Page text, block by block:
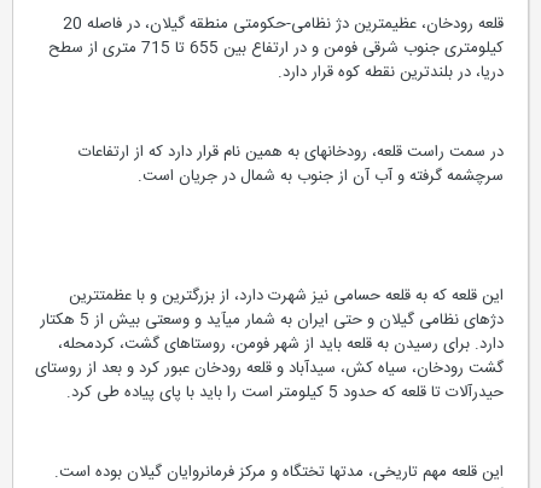
قلعه رودخان، عظیمترین دژ نظامی-حكومتی منطقه گیلان، در فاصله 20
كیلومتری جنوب شرقی فومن و در ارتفاع بین 655 تا 715 متری از سطح
دریا، در بلندترین نقطه کوه قرار دارد.
در سمت راست قلعه، رودخانهای به همین نام قرار دارد كه از ارتفاعات
سرچشمه گرفته و آب آن از جنوب به شمال در جریان است.
این قلعه كه به قلعه حسامی نیز شهرت دارد، از بزرگترین و با عظمتترین
دژهای نظامی گیلان و حتی ایران به شمار میآید و وسعتی بیش از 5 هكتار
دارد. برای رسیدن به قلعه باید از شهر فومن، روستاهای گشت، كردمحله،
گشت رودخان، سیاه كش، سیدآباد و قلعه رودخان عبور كرد و بعد از روستای
حیدرآلات تا قلعه كه حدود 5 كیلومتر است را باید با پای پیاده طی كرد.
این قلعه مهم تاریخی، مدتها تختگاه و مركز فرمانروایان گیلان بوده است.